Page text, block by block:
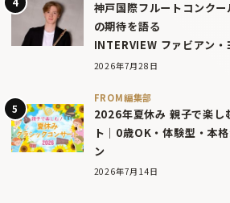
神戸国際フルートコンク
の期待を語る
INTERVIEW ファビアン
2026年7月28日
FROM編集部
2026年夏休み 親子で楽
ト｜0歳OK・体験型・本
ン
2026年7月14日